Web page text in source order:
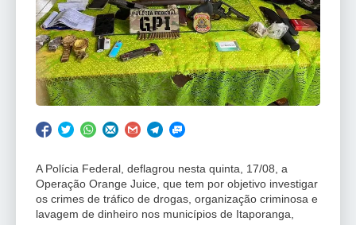
A Polícia Federal, deflagrou nesta quinta, 17/08, a
Operação Orange Juice, que tem por objetivo investigar
os crimes de tráfico de drogas, organização criminosa e
lavagem de dinheiro nos municípios de Itaporanga,